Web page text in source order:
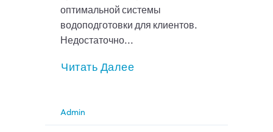
оптимальной системы
водоподготовки для клиентов.
Недостаточно...
Читать Далее
Admin